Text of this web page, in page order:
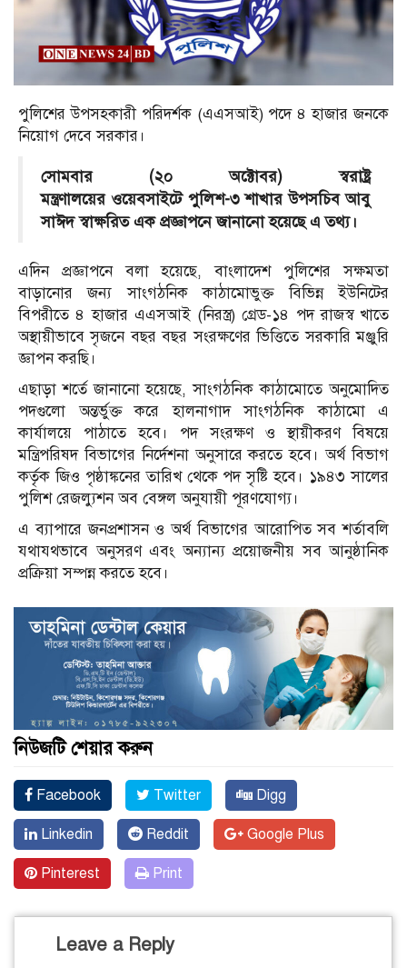
পুলিশের উপসহকারী পরিদর্শক (এএসআই) পদে ৪ হাজার জনকে
নিয়োগ দেবে সরকার।
সোমবার (২০ অক্টোবর) স্বরাষ্ট্র
মন্ত্রণালয়ের ওয়েবসাইটে পুলিশ-৩ শাখার উপসচিব আবু
সাঈদ স্বাক্ষরিত এক প্রজ্ঞাপনে জানানো হয়েছে এ তথ্য।
এদিন প্রজ্ঞাপনে বলা হয়েছে, বাংলাদেশ পুলিশের সক্ষমতা
বাড়ানোর জন্য সাংগঠনিক কাঠামোভুক্ত বিভিন্ন ইউনিটের
বিপরীতে ৪ হাজার এএসআই (নিরস্ত্র) গ্রেড-১৪ পদ রাজস্ব খাতে
অস্থায়ীভাবে সৃজনে বছর বছর সংরক্ষণের ভিত্তিতে সরকারি মঞ্জুরি
জ্ঞাপন করছি।
এছাড়া শর্তে জানানো হয়েছে, সাংগঠনিক কাঠামোতে অনুমোদিত
পদগুলো অন্তর্ভুক্ত করে হালনাগাদ সাংগঠনিক কাঠামো এ
কার্যালয়ে পাঠাতে হবে। পদ সংরক্ষণ ও স্থায়ীকরণ বিষয়ে
মন্ত্রিপরিষদ বিভাগের নির্দেশনা অনুসারে করতে হবে। অর্থ বিভাগ
কর্তৃক জিও পৃষ্ঠাঙ্কনের তারিখ থেকে পদ সৃষ্টি হবে। ১৯৪৩ সালের
পুলিশ রেজল্যুশন অব বেঙ্গল অনুযায়ী পূরণযোগ্য।
এ ব্যাপারে জনপ্রশাসন ও অর্থ বিভাগের আরোপিত সব শর্তাবলি
যথাযথভাবে অনুসরণ এবং অন্যান্য প্রয়োজনীয় সব আনুষ্ঠানিক
প্রক্রিয়া সম্পন্ন করতে হবে।
নিউজটি শেয়ার করুন
Facebook Twitter Digg
Linkedin Reddit Google Plus
Pinterest Print
Leave a Reply